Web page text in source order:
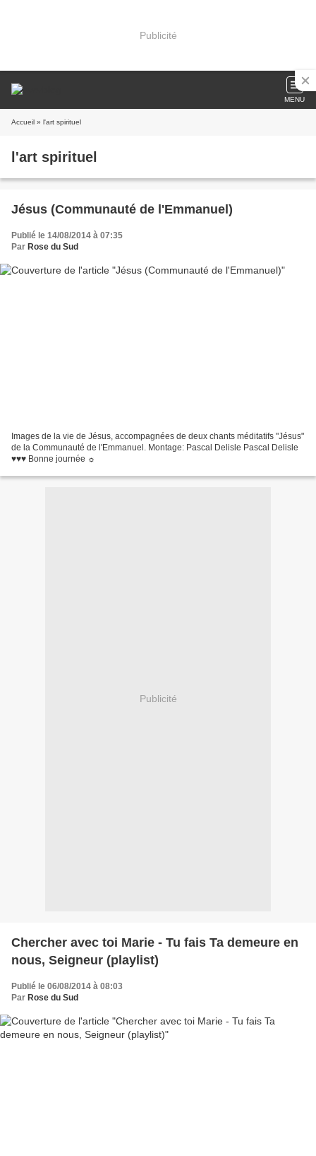
Publicité
MENU
Accueil » l'art spirituel
l'art spirituel
Jésus (Communauté de l'Emmanuel)
Publié le 14/08/2014 à 07:35
Par Rose du Sud
Images de la vie de Jésus, accompagnées de deux chants méditatifs "Jésus"
de la Communauté de l'Emmanuel. Montage: Pascal Delisle Pascal Delisle
♥♥♥ Bonne journée ☼
Publicité
Chercher avec toi Marie - Tu fais Ta demeure en
nous, Seigneur (playlist)
Publié le 06/08/2014 à 08:03
Par Rose du Sud